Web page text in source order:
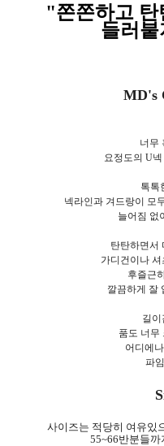
"쫀쫀하고 탄
들러붙
MD's
너무
요정도의 U
톡톡
넥라인과 겨드랑이 모
늘어짐 없
탄탄하면서
가디건이나
후즐근
깔끔하게 잘
길이
품도 너무
어디에
파
사이즈는 적당히 여유있
55~66반분들